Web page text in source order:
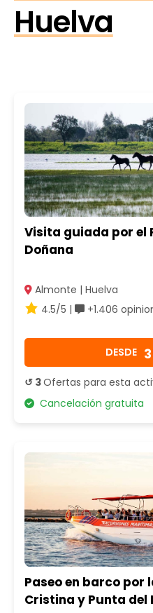
Huelva
Visita guiada por el
Doñana
Almonte | Huelva
4.5/5 |
+1.406
DESDE
↺ 3Ofertas para esta
Cancelación gratuita
Paseo en barco por
Cristina y Punta del